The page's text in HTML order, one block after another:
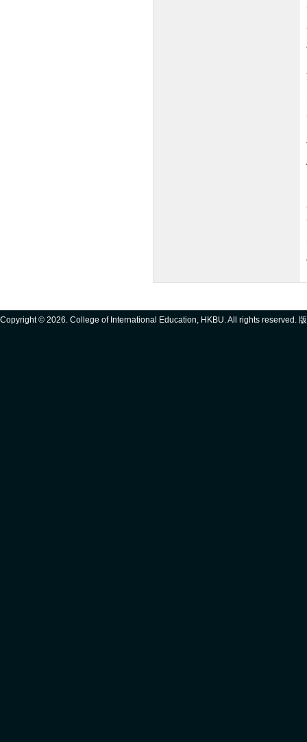
Copyright © 2026. College of International Education, HKBU. All rights reserved.